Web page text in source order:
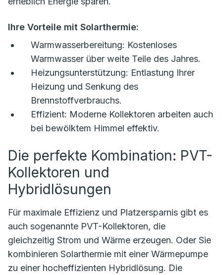
Ihre Vorteile mit Solarthermie:
Warmwasserbereitung: Kostenloses
Warmwasser über weite Teile des Jahres.
Heizungsunterstützung: Entlastung Ihrer
Heizung und Senkung des
Brennstoffverbrauchs.
Effizient: Moderne Kollektoren arbeiten auch
bei bewölktem Himmel effektiv.
Die perfekte Kombination: PVT-
Kollektoren und
Hybridlösungen
Für maximale Effizienz und Platzersparnis gibt es
auch sogenannte PVT-Kollektoren, die
gleichzeitig Strom und Wärme erzeugen. Oder Sie
kombinieren Solarthermie mit einer Wärmepumpe
zu einer hocheffizienten Hybridlösung. Die